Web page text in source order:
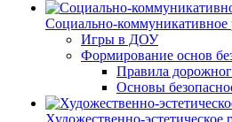
Социально-коммуникативное
Игры в ДОУ
Формирование основ
Правила
Основы
Художественно-эстетическое